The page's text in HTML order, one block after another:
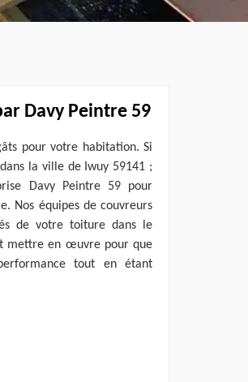
Davy Peintre 59
pour votre habitation. Si
la ville de Iwuy 59141 ;
Davy Peintre 59 pour
Nos équipes de couvreurs
de votre toiture dans le
mettre en œuvre pour que
tout en étant